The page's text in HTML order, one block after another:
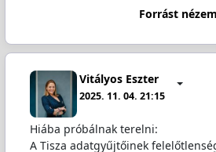
Forrást
Vitályos Eszter
2025. 11. 04. 21:15
Hiába próbálnak terelni:
A Tisza adatgyűjtőinek